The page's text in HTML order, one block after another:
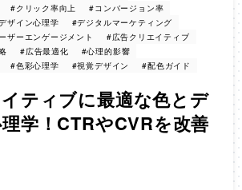
#クリック率向上
#コンバージョン率
ザイン心理学
#デジタルマーケティング
ザーエンゲージメント
#広告クリエイティブ
#広告最適化
#心理的影響
#色彩心理学 #視覚デザイン #配色ガイド
ティブに最適な色とデ
学！CTRやCVRを改善